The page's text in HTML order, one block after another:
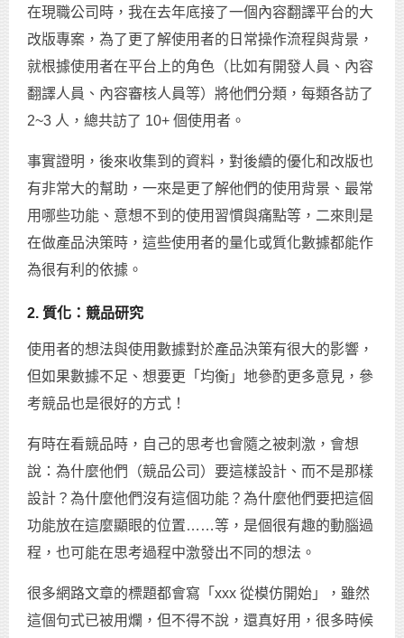
在現職公司時，我在去年底接了一個內容翻譯平台的大
改版專案，為了更了解使用者的日常操作流程與背景，
就根據使用者在平台上的角色（比如有開發人員、內容
翻譯人員、內容審核人員等）將他們分類，每類各訪了
2~3 人，總共訪了 10+ 個使用者。
事實證明，後來收集到的資料，對後續的優化和改版也
有非常大的幫助，一來是更了解他們的使用背景、最常
用哪些功能、意想不到的使用習慣與痛點等，二來則是
在做產品決策時，這些使用者的量化或質化數據都能作
為很有利的依據。
2. 質化：競品研究
使用者的想法與使用數據對於產品決策有很大的影響，
但如果數據不足、想要更「均衡」地參酌更多意見，參
考競品也是很好的方式！
有時在看競品時，自己的思考也會隨之被刺激，會想
說：為什麼他們（競品公司）要這樣設計、而不是那樣
設計？為什麼他們沒有這個功能？為什麼他們要把這個
功能放在這麼顯眼的位置……等，是個很有趣的動腦過
程，也可能在思考過程中激發出不同的想法。
很多網路文章的標題都會寫「xxx 從模仿開始」，雖然
這個句式已被用爛，但不得不說，還真好用，很多時候